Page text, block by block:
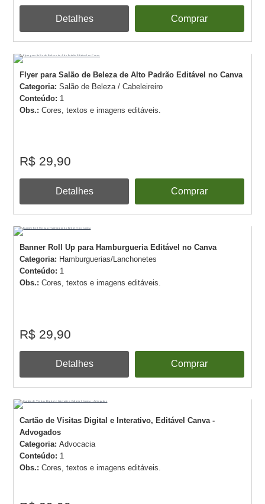
Detalhes Comprar
Flyer para Salão de Beleza de Alto Padrão Editável no Canva
Categoria:Salão de Beleza / Cabeleireiro
Conteúdo: 1
Obs.:Cores, textos e imagens editáveis.
R$ 29,90
Detalhes Comprar
Banner Roll Up para Hamburgueria Editável no Canva
Categoria: Hamburguerias/Lanchonetes
Conteúdo: 1
Obs.:Cores, textos e imagens editáveis.
R$ 29,90
Detalhes Comprar
Cartão de Visitas Digital e Interativo, Editável Canva -
Advogados
Categoria:Advocacia
Conteúdo: 1
Obs.:Cores, textos e imagens editáveis.